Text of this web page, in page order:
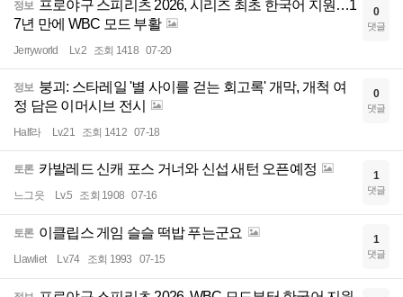
정보 프로야구 스피리츠 2026, 시리즈 최초 한국어 지원…1
7년 만에 WBC 모드 부활
Jerryworld Lv.2 조회 1418 07-20
0
댓글
정보 붕괴: 스타레일 '별 사이를 걷는 회고록' 개막, 개척 여
정 담은 이머시브 전시
Half라 Lv.21 조회 1412 07-18
0
댓글
토론 카발레드 신캐 포스 거너와 신섭 새턴 오픈예정
느그읏 Lv.5 조회 1908 07-16
1
댓글
토론 이클립스 게임 슬슬 떡밥 푸는군요
Llawliet Lv.74 조회 1993 07-15
1
댓글